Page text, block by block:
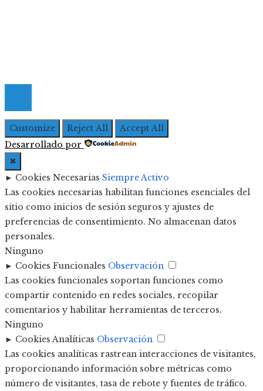
Customize Reject All
Accept All
Desarrollado por
✖
► Cookies Necesarias Siempre Activo
Las cookies necesarias habilitan funciones esenciales del
sitio como inicios de sesión seguros y ajustes de
preferencias de consentimiento. No almacenan datos
personales.
Ninguno
► Cookies Funcionales Observación
Las cookies funcionales soportan funciones como
compartir contenido en redes sociales, recopilar
comentarios y habilitar herramientas de terceros.
Ninguno
► Cookies Analíticas Observación
Las cookies analíticas rastrean interacciones de visitantes,
proporcionando información sobre métricas como
número de visitantes, tasa de rebote y fuentes de tráfico.